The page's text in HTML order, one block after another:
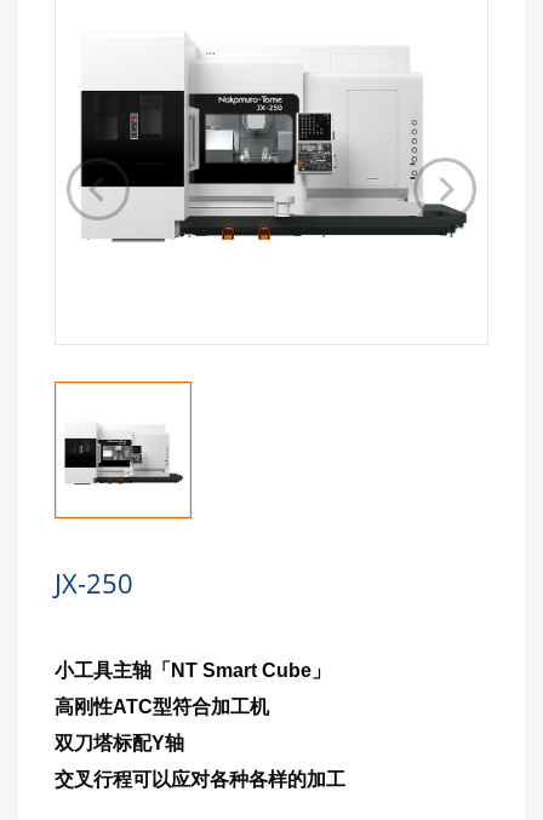
JX-250
小工具主轴「NT Smart Cube」
高刚性ATC型符合加工机
双刀塔标配Y轴
交叉行程可以应对各种各样的加工